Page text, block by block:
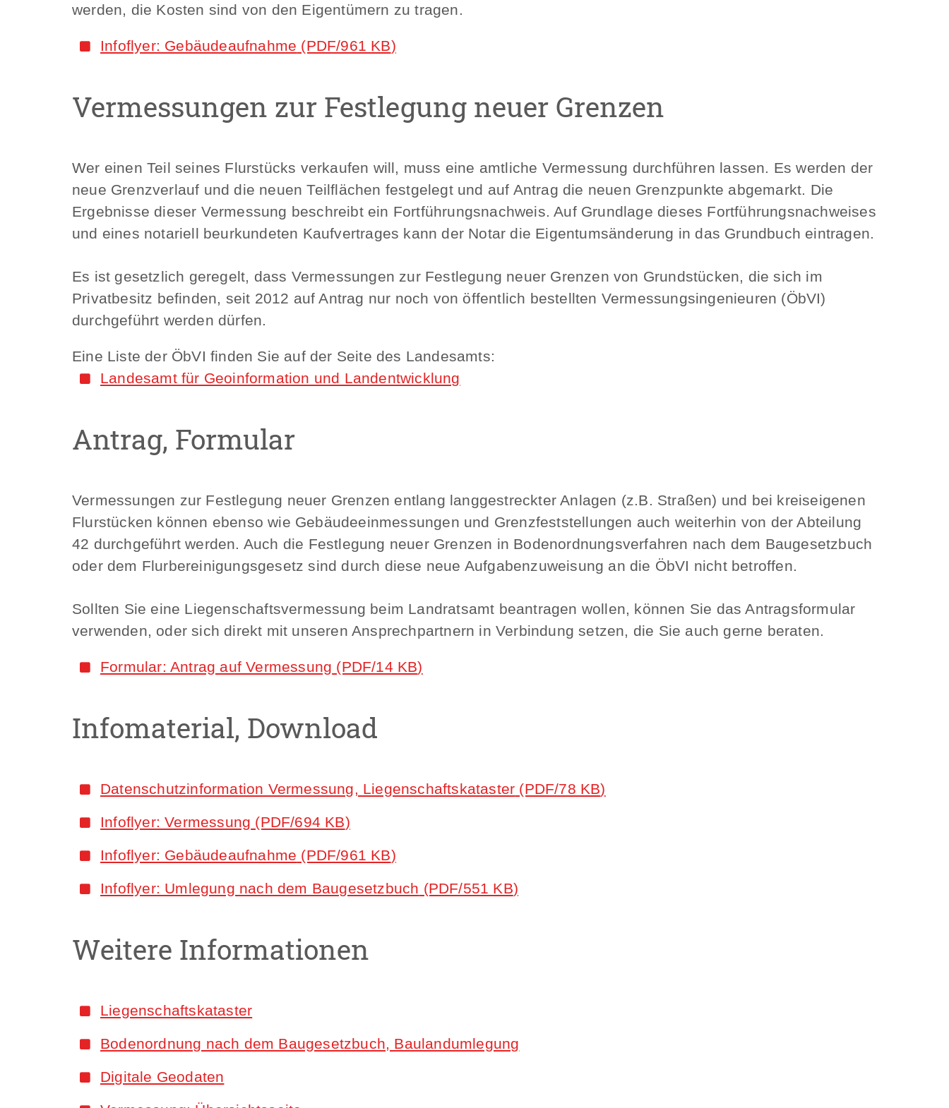
werden, die Kosten sind von den Eigentümern zu tragen.
Infoflyer: Gebäudeaufnahme (PDF/961 KB)
Vermessungen zur Festlegung neuer Grenzen
Wer einen Teil seines Flurstücks verkaufen will, muss eine amtliche Vermessung durchführen lassen. Es werden der
neue Grenzverlauf und die neuen Teilflächen festgelegt und auf Antrag die neuen Grenzpunkte abgemarkt. Die
Ergebnisse dieser Vermessung beschreibt ein Fortführungsnachweis. Auf Grundlage dieses Fortführungsnachweises
und eines notariell beurkundeten Kaufvertrages kann der Notar die Eigentumsänderung in das Grundbuch eintragen.
Es ist gesetzlich geregelt, dass Vermessungen zur Festlegung neuer Grenzen von Grundstücken, die sich im
Privatbesitz befinden, seit 2012 auf Antrag nur noch von öffentlich bestellten Vermessungsingenieuren (ÖbVI)
durchgeführt werden dürfen.
Eine Liste der ÖbVI finden Sie auf der Seite des Landesamts:
Landesamt für Geoinformation und Landentwicklung
Antrag, Formular
Vermessungen zur Festlegung neuer Grenzen entlang langgestreckter Anlagen (z.B. Straßen) und bei kreiseigenen
Flurstücken können ebenso wie Gebäudeeinmessungen und Grenzfeststellungen auch weiterhin von der Abteilung
42 durchgeführt werden. Auch die Festlegung neuer Grenzen in Bodenordnungsverfahren nach dem Baugesetzbuch
oder dem Flurbereinigungsgesetz sind durch diese neue Aufgabenzuweisung an die ÖbVI nicht betroffen.
Sollten Sie eine Liegenschaftsvermessung beim Landratsamt beantragen wollen, können Sie das Antragsformular
verwenden, oder sich direkt mit unseren Ansprechpartnern in Verbindung setzen, die Sie auch gerne beraten.
Formular: Antrag auf Vermessung (PDF/14 KB)
Infomaterial, Download
Datenschutzinformation Vermessung, Liegenschaftskataster (PDF/78 KB)
Infoflyer: Vermessung (PDF/694 KB)
Infoflyer: Gebäudeaufnahme (PDF/961 KB)
Infoflyer: Umlegung nach dem Baugesetzbuch (PDF/551 KB)
Weitere Informationen
Liegenschaftskataster
Bodenordnung nach dem Baugesetzbuch, Baulandumlegung
Digitale Geodaten